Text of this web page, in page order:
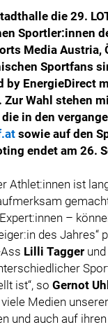
die 29.
Sportler:innen
Media Austria,
Sportfans
by EnergieDirect
Wahl stehen
in den
sowie auf den
endet am 26.
Athlet:innen ist
–
des Jahres“
Lilli Tagger
ist“, so Gernot
Medien
und auch auf